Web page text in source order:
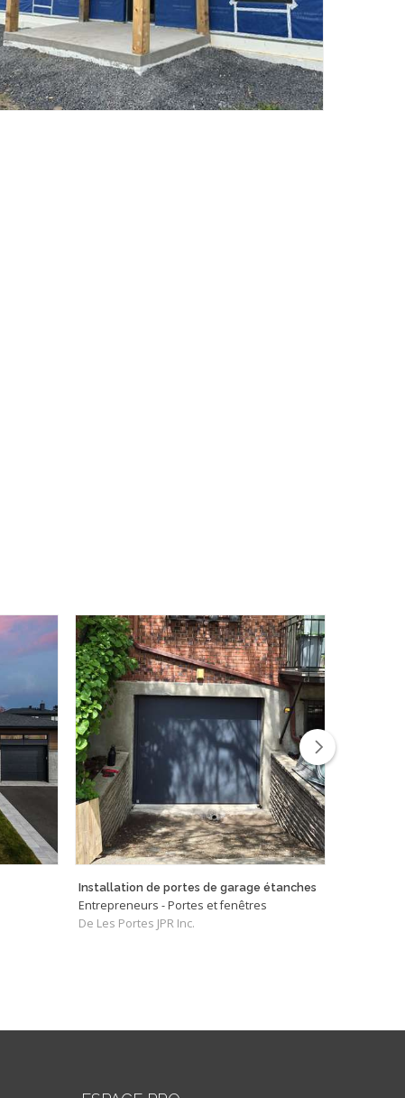
Installation de portes de garage étanches
Entrepreneurs - Portes et fenêtres
De Les Portes JPR Inc.